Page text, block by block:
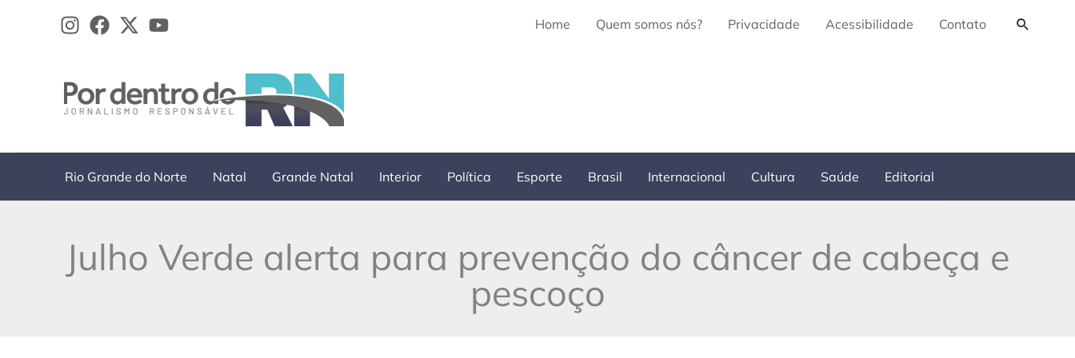
Home Quem somos nós? Privacidade Acessibilidade Contato
Rio Grande do Norte Natal Grande Natal Interior Política Esporte Brasil Internacional Cultura Saúde Editorial
Julho Verde alerta para prevenção do câncer de cabeça e
pescoço